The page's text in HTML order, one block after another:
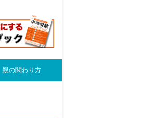
親の関わり方